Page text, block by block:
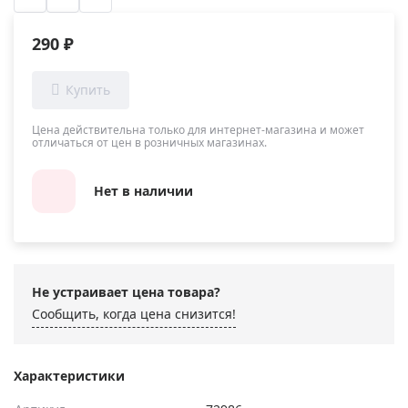
290 ₽
Цена действительна только для интернет-магазина и может
отличаться от цен в розничных магазинах.
Нет в наличии
Не устраивает цена товара?
Сообщить, когда цена снизится!
Характеристики